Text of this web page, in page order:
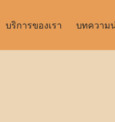
บริการของเรา บทความ